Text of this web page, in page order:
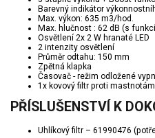
Barevný indikátor
Max. výkon: 635 m3/hod.
Max. hlučnost : 62 dB (s
Osvětlení 2x 2 W hranaté LED
2 intenzity osvětlení
Průměr odtahu: 150 mm
Zpětná klapka
Časovač - režim odložené
1x kovový filtr proti mastnotám
PŘÍSLUŠENSTVÍ K
Uhlíkový filtr – 61990476